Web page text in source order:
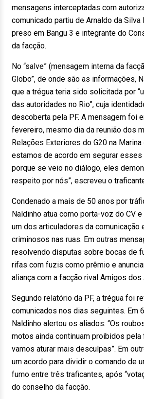
mensagens interceptadas com
comunicado partiu de Arnaldo da Silva
preso em Bangu 3 e integrante do
da facção.
No “salve” (mensagem interna da
Globo”, de onde são as informações,
que a trégua teria sido solicitada por
das autoridades no Rio”, cuja
descoberta pela PF. A mensagem foi
fevereiro, mesmo dia da reunião dos
Relações Exteriores do G20 na Marina
estamos de acordo em segurar
porque se veio no diálogo, eles
respeito por nós”, escreveu o
Condenado a mais de 50 anos por
Naldinho atua como porta-voz do CV
um dos articuladores da comunicação
criminosos nas ruas. Em outras
resolvendo disputas sobre bocas de
rifas com fuzis como prêmio e
aliança com a facção rival Amigos dos
Segundo relatório da PF, a trégua foi
comunicados nos dias seguintes. Em
Naldinho alertou os aliados: “Os
motos ainda continuam proibidos pela
vamos aturar mais desculpas”. Em
um acordo para dividir o comando de
fumo entre três traficantes, após
do conselho da facção.